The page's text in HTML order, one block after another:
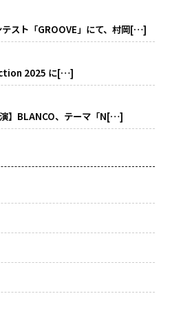
テスト「GROOVE」にて、村岡[…]
2025 に[…]
】BLANCO、テーマ「N[…]